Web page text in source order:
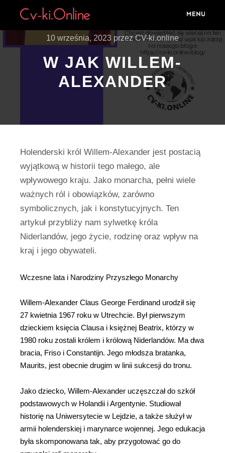
10 września, 2023 przezCV-ki.online
W JAK WILLEM-
ALEXANDER
Holenderski król Willem-Alexander jest postacią
wyjątkową w historii tego małego, ale
wpływowego kraju. Jako monarcha, pełni wiele
ważnych ról i obowiązków, zarówno
symbolicznych, jak i konstytucyjnych. Ten
artykuł przybliży nam sylwetkę króla
Niderlandów, jego życie, rodzinę oraz wpływ na
kraj i jego obywateli.
Wczesne lata i Narodziny Przyszłego Monarchy
Willem-Alexander Claus George Ferdinand urodził się
27 kwietnia 1967 roku w Utrechcie. Był pierwszym
dzieckiem księcia Clausa i księżnej Beatrix, którzy w
1980 roku zostali królem i królową Niderlandów. Ma dwa
bracia, Friso i Constantijn. Jego młodsza bratanka,
Maurits, jest obecnie drugim w linii sukcesji do tronu.
Jako dziecko, Willem-Alexander uczęszczał do szkół
podstawowych w Holandii i Argentynie. Studiował
historię na Uniwersytecie w Lejdzie, a także służył w
armii holenderskiej i marynarce wojennej. Jego edukacja
była skomponowana tak, aby przygotować go do